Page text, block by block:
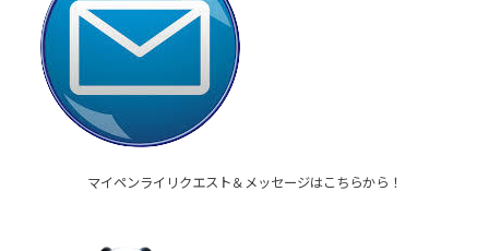
マイペンライリクエスト＆メッセージはこちらから！